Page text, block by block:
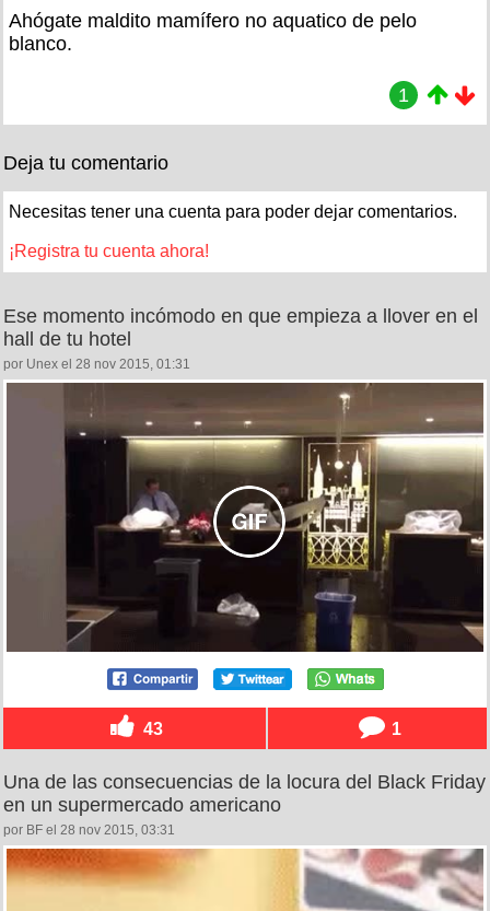
Ahógate maldito mamífero no aquatico de pelo
blanco.
1
Deja tu comentario
Necesitas tener una cuenta para poder dejar comentarios.
¡Registra tu cuenta ahora!
Ese momento incómodo en que empieza a llover en el
hall de tu hotel
por Unex el 28 nov 2015, 01:31
43 1
Una de las consecuencias de la locura del Black Friday
en un supermercado americano
por BF el 28 nov 2015, 03:31